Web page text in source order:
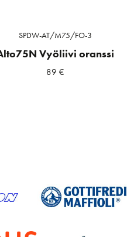
SPDW-AT/M75/FO-3
Vyöliivi oranssi
89€